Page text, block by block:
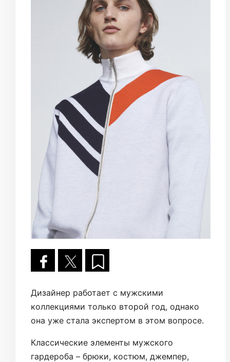
Дизайнер работает с мужскими
коллекциями только второй год, однако
она уже стала экспертом в этом вопросе.
Классические элементы мужского
гардероба – брюки, костюм, джемпер,